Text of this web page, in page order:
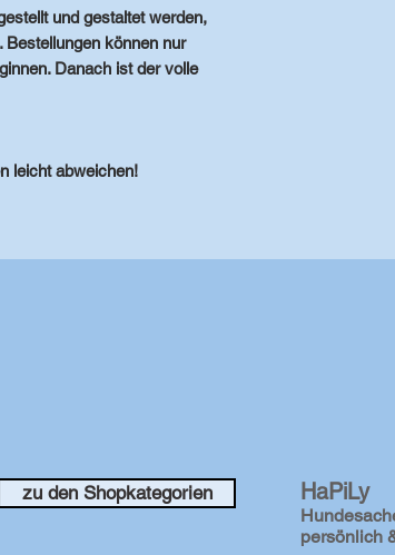
und gestaltet werden,
können nur
Danach ist der volle
leicht abweichen!
zu den Shopkategorien HaPiLy
persönlich